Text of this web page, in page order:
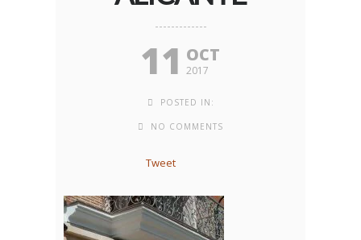
11 OCT
2017
POSTED IN:
NO COMMENTS
Tweet